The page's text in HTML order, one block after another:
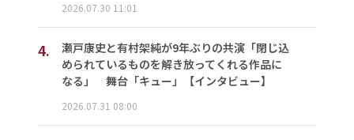
2026.07.30 11:01
4.
瀬戸康史と有村架純が9年ぶりの共演「閉じ込
められているものを解き放ってくれる作品に
なる」 舞台「キュー」【インタビュー】
2026.07.31 08:00